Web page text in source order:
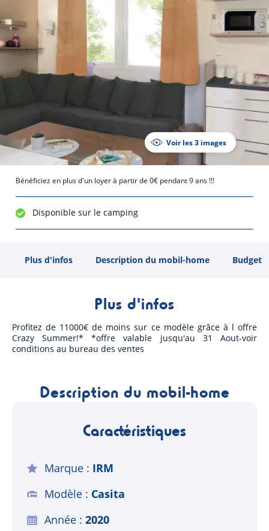
Voir les 3 images
Bénéficiez en plus d'un loyer à partir de 0€ pendant 9 ans !!!
Disponible sur le camping
Plus d'infos Description du mobil-home Budget
Plus d'infos
Profitez de 11000€ de moins sur ce modèle grâce à l offre
Crazy Summer!* *offre valable jusqu'au 31 Aout-voir
conditions au bureau des ventes
Description du mobil-home
Caractéristiques
Marque
IRM
Modèle
Casita
Année
2020